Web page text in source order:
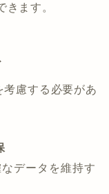
ます。
慮する必要があ
データを維持す